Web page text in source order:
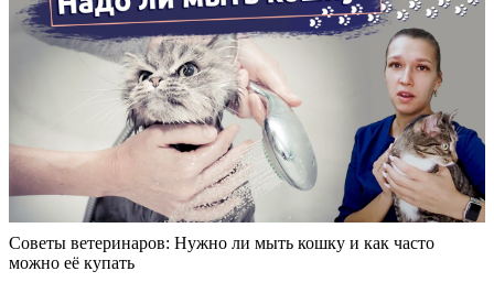
Советы ветеринаров: Нужно ли мыть кошку и как часто
можно её купать